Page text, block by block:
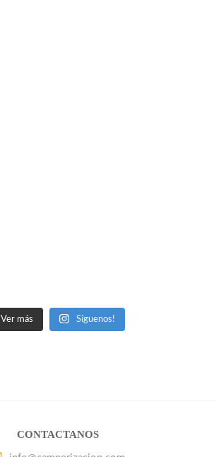
Ver más Síguenos!
CONTACTANOS